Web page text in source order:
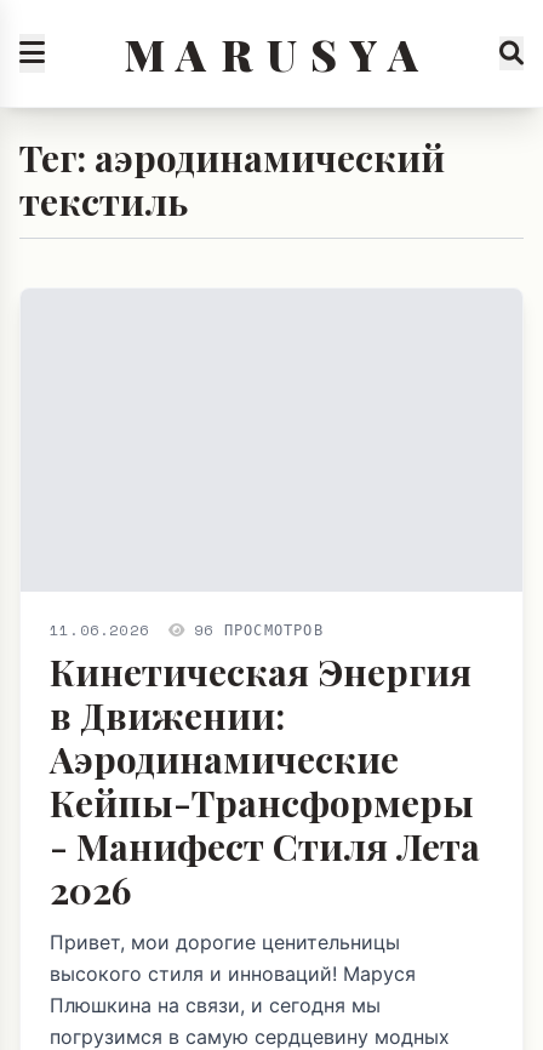
M A R U S Y A
Тег: аэродинамический
текстиль
11.06.2026 96 ПРОСМОТРОВ
Кинетическая Энергия
в Движении:
Аэродинамические
Кейпы-Трансформеры
- Манифест Стиля Лета
2026
Привет, мои дорогие ценительницы
высокого стиля и инноваций! Маруся
Плюшкина на связи, и сегодня мы
погрузимся в самую сердцевину модных